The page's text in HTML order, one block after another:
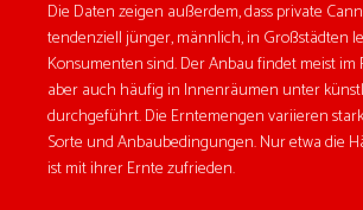
Die Daten zeigen außerdem, dass private
tendenziell jünger, männlich, in Großstädten
Konsumenten sind. Der Anbau findet meist im
aber auch häufig in Innenräumen unter
durchgeführt. Die Erntemengen variieren
Sorte und Anbaubedingungen. Nur etwa die
ist mit ihrer Ernte zufrieden.